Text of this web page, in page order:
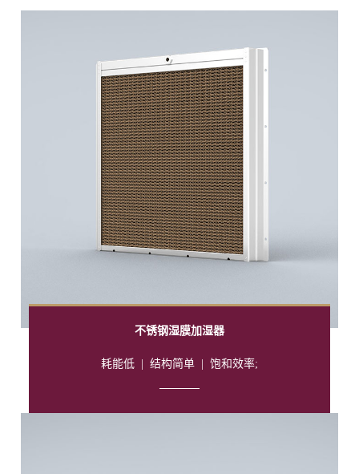
不锈钢湿膜加湿器
耗能低| 结构简单| 饱和效率;